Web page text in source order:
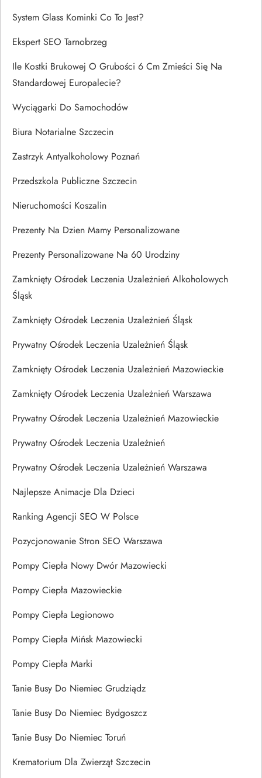
System Glass Kominki Co To Jest?
Ekspert SEO Tarnobrzeg
Ile Kostki Brukowej O Grubości 6 Cm Zmieści Się Na
Standardowej Europalecie?
Wyciągarki Do Samochodów
Biura Notarialne Szczecin
Zastrzyk Antyalkoholowy Poznań
Przedszkola Publiczne Szczecin
Nieruchomości Koszalin
Prezenty Na Dzien Mamy Personalizowane
Prezenty Personalizowane Na 60 Urodziny
Zamknięty Ośrodek Leczenia Uzależnień Alkoholowych
Śląsk
Zamknięty Ośrodek Leczenia Uzależnień Śląsk
Prywatny Ośrodek Leczenia Uzależnień Śląsk
Zamknięty Ośrodek Leczenia Uzależnień Mazowieckie
Zamknięty Ośrodek Leczenia Uzależnień Warszawa
Prywatny Ośrodek Leczenia Uzależnień Mazowieckie
Prywatny Ośrodek Leczenia Uzależnień
Prywatny Ośrodek Leczenia Uzależnień Warszawa
Najlepsze Animacje Dla Dzieci
Ranking Agencji SEO W Polsce
Pozycjonowanie Stron SEO Warszawa
Pompy Ciepła Nowy Dwór Mazowiecki
Pompy Ciepła Mazowieckie
Pompy Ciepła Legionowo
Pompy Ciepła Mińsk Mazowiecki
Pompy Ciepła Marki
Tanie Busy Do Niemiec Grudziądz
Tanie Busy Do Niemiec Bydgoszcz
Tanie Busy Do Niemiec Toruń
Krematorium Dla Zwierząt Szczecin